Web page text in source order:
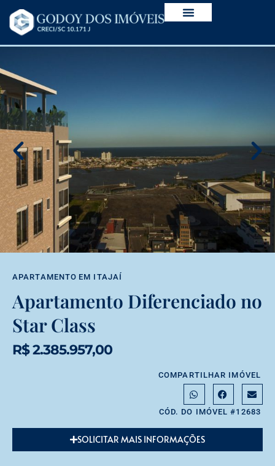
APARTAMENTO EM ITAJAÍ
Apartamento Diferenciado no
Star Class
R$ 2.385.957,00
COMPARTILHAR IMÓVEL
CÓD. DO IMÓVEL #12683
SOLICITAR MAIS INFORMAÇÕES